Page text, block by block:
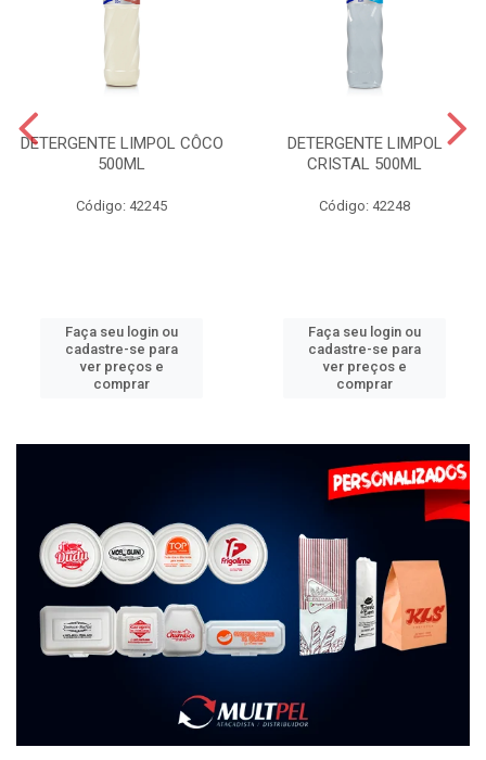
DETERGENTE LIMPOL CÔCO
500ML
Código: 42245
Faça seu login ou
cadastre-se para
ver preços e
comprar
DETERGENTE LIMPOL
CRISTAL 500ML
Código: 42248
Faça seu login ou
cadastre-se para
ver preços e
comprar